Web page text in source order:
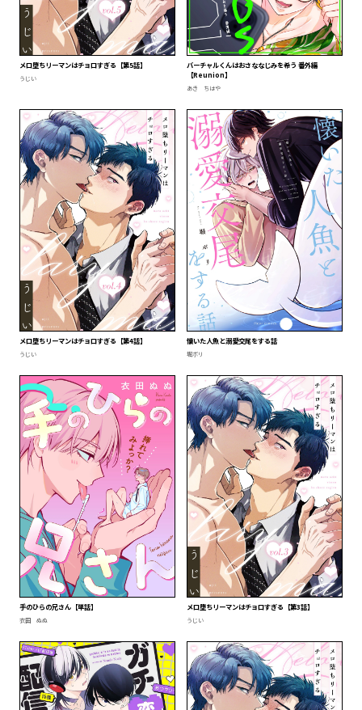
メロ堕ちリーマンはチョロすぎる【第5話】
うじい
バーチャルくんはおさななじみを希う 番外編
【Reunion】
あき ちはや
メロ堕ちリーマンはチョロすぎる【第4話】
うじい
懐いた人魚と溺愛交尾をする話
堀ボリ
手のひらの兄さん【単話】
衣田 ぬぬ
メロ堕ちリーマンはチョロすぎる【第3話】
うじい